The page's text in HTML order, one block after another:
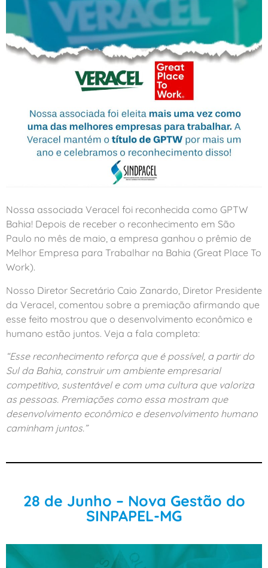
Nossa associada Veracel foi reconhecida como GPTW
Bahia! Depois de receber o reconhecimento em São
Paulo no mês de maio, a empresa ganhou o prêmio de
Melhor Empresa para Trabalhar na Bahia (Great Place To
Work).
Nosso Diretor Secretário Caio Zanardo, Diretor Presidente
da Veracel, comentou sobre a premiação afirmando que
esse feito mostrou que o desenvolvimento econômico e
humano estão juntos. Veja a fala completa:
“Esse reconhecimento reforça que é possível, a partir do
Sul da Bahia, construir um ambiente empresarial
competitivo, sustentável e com uma cultura que valoriza
as pessoas. Premiações como essa mostram que
desenvolvimento econômico e desenvolvimento humano
caminham juntos.”
28 de Junho – Nova Gestão do
SINPAPEL-MG